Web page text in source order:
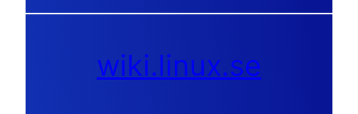
wiki.linux.se